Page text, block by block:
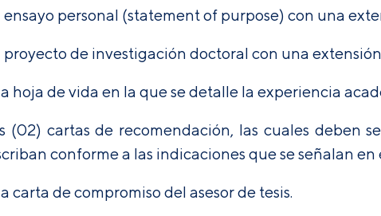
ensayo personal (statement of purpose) con una
proyecto de investigación doctoral con una
hoja de vida en la que se detalle la experiencia
(02) cartas de recomendación, las cuales deben
conforme a las indicaciones que se señalan
carta de compromiso del asesor de tesis.